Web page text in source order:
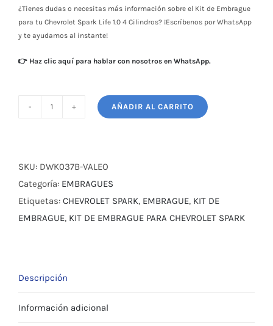
¿Tienes dudas o necesitas más información sobre el Kit de Embrague
para tu Chevrolet Spark Life 1.0 4 Cilindros? ¡Escríbenos por WhatsApp
y te ayudamos al instante!
👉 Haz clic aquí para hablar con nosotros en WhatsApp.
CHEVROLET
SPARK
LIFE
1.0
AÑADIR AL CARRITO
SKU: DWK037B-VALEO
Categoría: EMBRAGUES
Etiquetas: CHEVROLET SPARK, EMBRAGUE, KIT DE
EMBRAGUE, KIT DE EMBRAGUE PARA CHEVROLET SPARK
Descripción
Información adicional